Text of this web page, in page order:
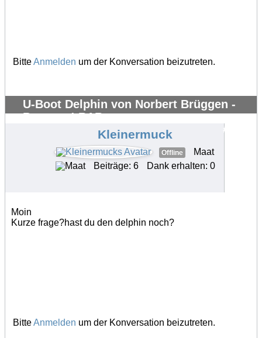
BitteAnmelden um der Konversation beizutreten.
U-Boot Delphin von Norbert Brüggen -
Bausatz ! RAR
#35816
Kleinermuck
Offline
Maat
Beiträge: 6
Dank erhalten: 0
Moin
Kurze frage?hast du den delphin noch?
BitteAnmelden um der Konversation beizutreten.